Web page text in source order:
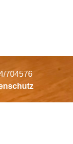
704576